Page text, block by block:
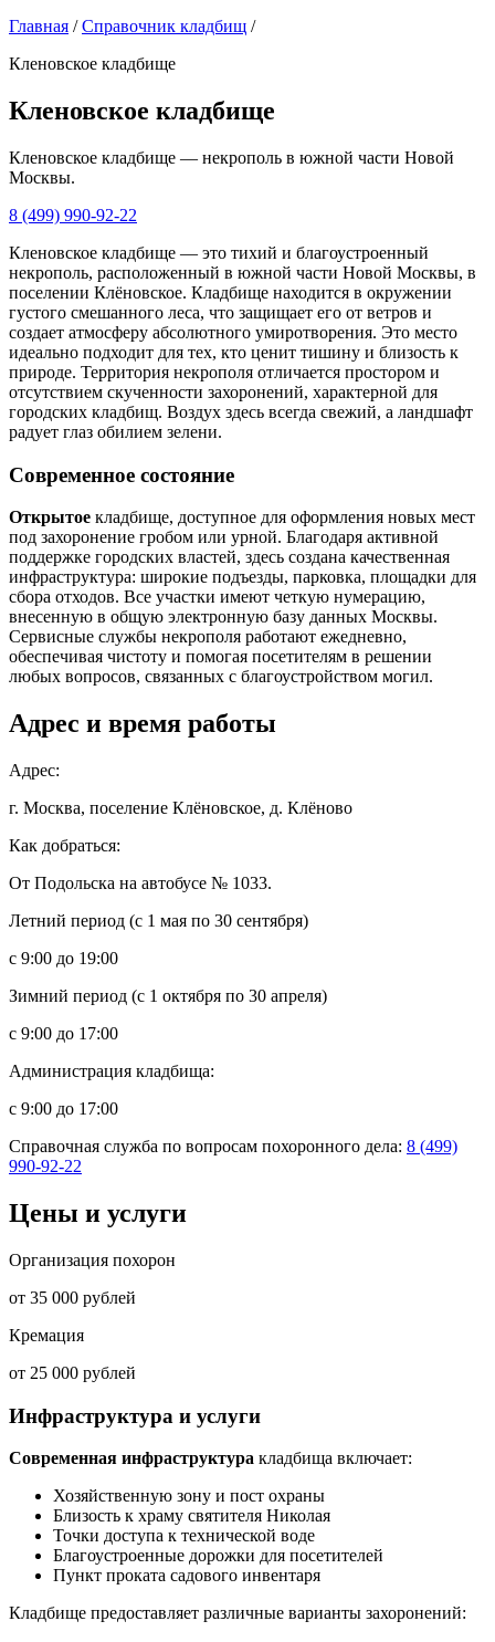
Главная / Справочник кладбищ /
Кленовское кладбище
Кленовское кладбище
Кленовское кладбище — некрополь в южной части Новой
Москвы.
8 (499) 990-92-22
Кленовское кладбище — это тихий и благоустроенный
некрополь, расположенный в южной части Новой Москвы, в
поселении Клёновское. Кладбище находится в окружении
густого смешанного леса, что защищает его от ветров и
создает атмосферу абсолютного умиротворения. Это место
идеально подходит для тех, кто ценит тишину и близость к
природе. Территория некрополя отличается простором и
отсутствием скученности захоронений, характерной для
городских кладбищ. Воздух здесь всегда свежий, а ландшафт
радует глаз обилием зелени.
Современное состояние
Открытое кладбище, доступное для оформления новых мест
под захоронение гробом или урной. Благодаря активной
поддержке городских властей, здесь создана качественная
инфраструктура: широкие подъезды, парковка, площадки для
сбора отходов. Все участки имеют четкую нумерацию,
внесенную в общую электронную базу данных Москвы.
Сервисные службы некрополя работают ежедневно,
обеспечивая чистоту и помогая посетителям в решении
любых вопросов, связанных с благоустройством могил.
Адрес и время работы
Адрес:
г. Москва, поселение Клёновское, д. Клёново
Как добраться:
От Подольска на автобусе № 1033.
Летний период (с 1 мая по 30 сентября)
с 9:00 до 19:00
Зимний период (с 1 октября по 30 апреля)
с 9:00 до 17:00
Администрация кладбища:
с 9:00 до 17:00
Справочная служба по вопросам похоронного дела: 8 (499)
990-92-22
Цены и услуги
Организация похорон
от 35 000 рублей
Кремация
от 25 000 рублей
Инфраструктура и услуги
Современная инфраструктура кладбища включает:
Хозяйственную зону и пост охраны
Близость к храму святителя Николая
Точки доступа к технической воде
Благоустроенные дорожки для посетителей
Пункт проката садового инвентаря
Кладбище предоставляет различные варианты захоронений: